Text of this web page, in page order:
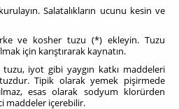
Salatalıkların ucunu kesin ve
ve kosher tuzu (*) ekleyin. Tuzu
için karıştırarak kaynatın.
iyot gibi yaygın katkı maddeleri
Tipik olarak yemek pişirmede
esas olarak sodyum klorürden
maddeler içerebilir.